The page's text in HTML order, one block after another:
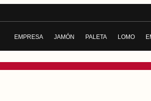
EMPRESA
JAMÓN
PALETA
PALETA GRAN
LOMO